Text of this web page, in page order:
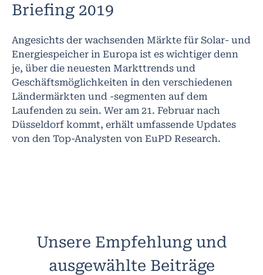
Briefing 2019
Angesichts der wachsenden Märkte für Solar- und
Energiespeicher in Europa ist es wichtiger denn
je, über die neuesten Markttrends und
Geschäftsmöglichkeiten in den verschiedenen
Ländermärkten und -segmenten auf dem
Laufenden zu sein. Wer am 21. Februar nach
Düsseldorf kommt, erhält umfassende Updates
von den Top-Analysten von EuPD Research.
Unsere Empfehlung und
ausgewählte Beiträge